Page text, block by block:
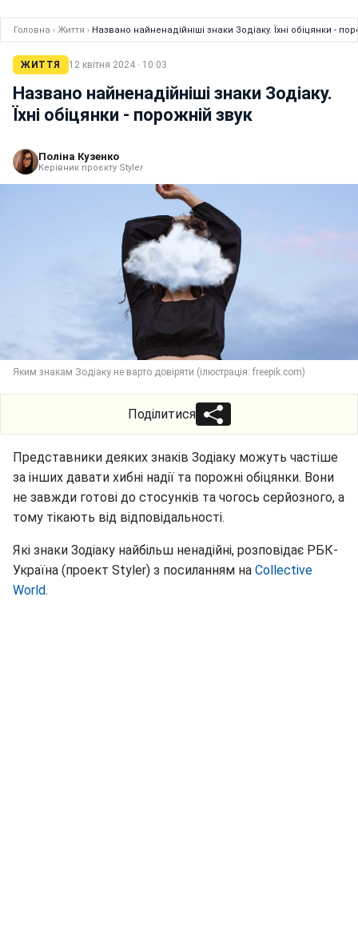
Головна › Життя › Названо найненадійніші знаки Зодіаку. Їхні обіцянки -
ЖИТТЯ 12 квітня 2024 · 10:03
Названо найненадійніші знаки Зодіаку.
Їхні обіцянки - порожній звук
Поліна Кузенко
Керівник проєкту Styler
Яким знакам Зодіаку не варто довіряти (ілюстрація: freepik.com)
Поділитися
Представники деяких знаків Зодіаку можуть частіше
за інших давати хибні надії та порожні обіцянки. Вони
не завжди готові до стосунків та чогось серйозного, а
тому тікають від відповідальності.
Які знаки Зодіаку найбільш ненадійні, розповідає РБК-
Україна (проект Styler) з посиланням на Collective
World.